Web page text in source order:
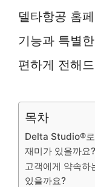
델타항공 홈
기능과 특별
편하게 전해
목차
Delta Studio®로
재미가 있을까요?
고객에게 약속하
있을까요?